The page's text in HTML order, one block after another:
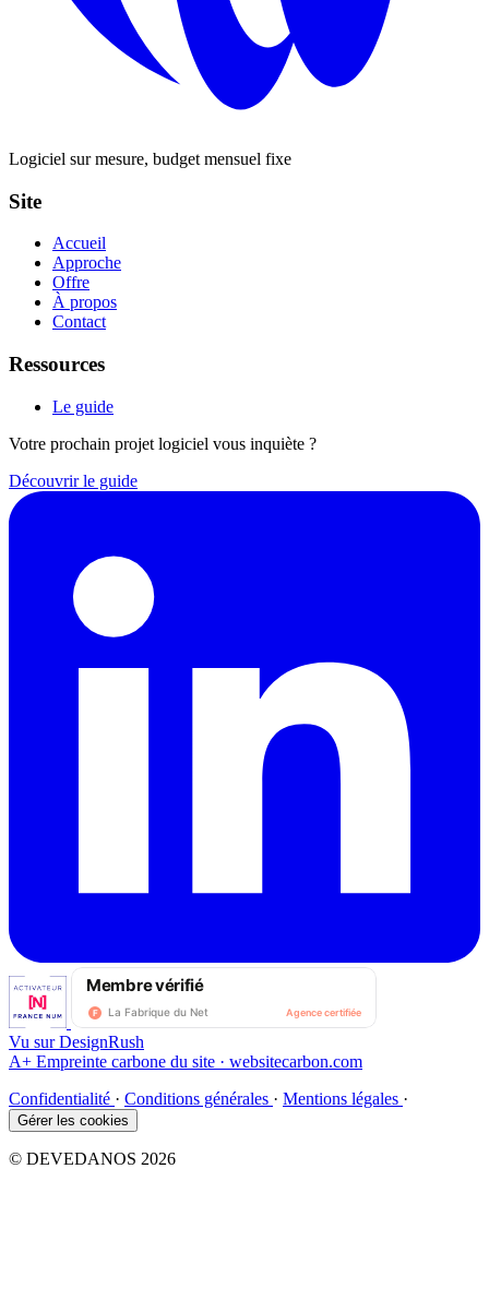
Logiciel sur mesure, budget mensuel fixe
Site
Accueil
Approche
Offre
À propos
Contact
Ressources
Le guide
Votre prochain projet logiciel vous inquiète ?
Découvrir le guide
Vu sur DesignRush
A+ Empreinte carbone du site · websitecarbon.com
Confidentialité · Conditions générales · Mentions légales ·
Gérer les cookies
© DEVEDANOS 2026